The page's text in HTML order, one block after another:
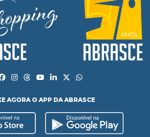
AGORA O APP DA ABRASCE